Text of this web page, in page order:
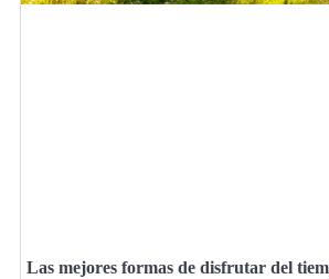
Las mejores formas de disfrutar del